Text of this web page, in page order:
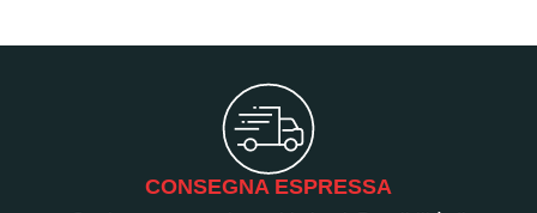
CONSEGNA ESPRESSA